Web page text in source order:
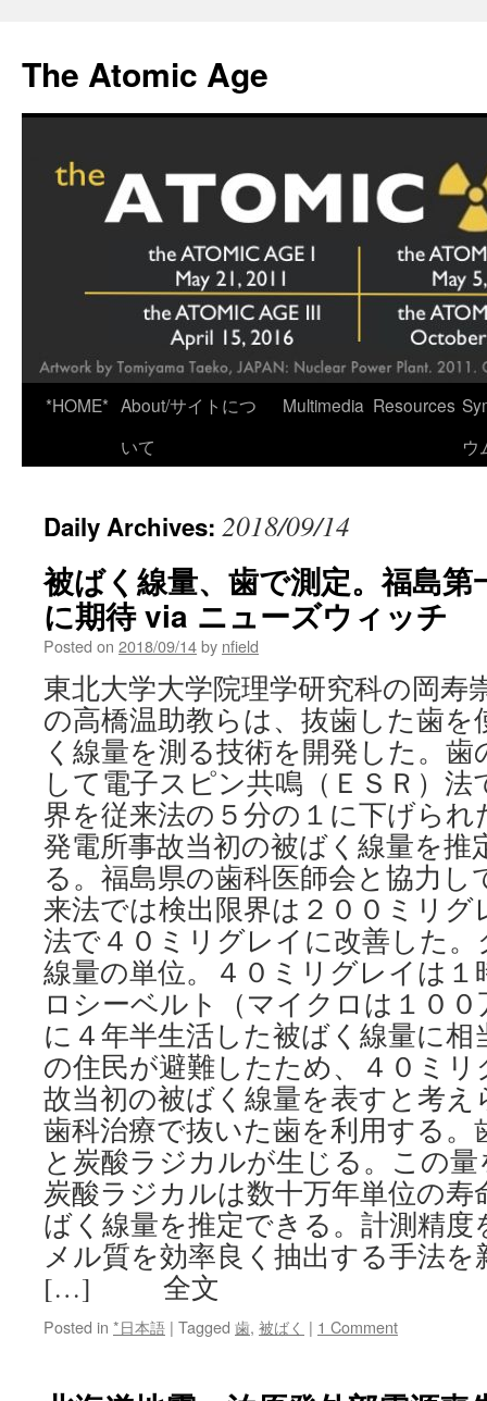
content
The Atomic Age
*HOME* About/サイトにつ
いて
Multimedia Resources
ウ
Daily Archives: 2018/09/14
被ばく線量、歯で測定。福島第
に期待 via ニューズウィッチ
Posted on 2018/09/14by nfield
東北大学大学院理学研究科の岡寿
の高橋温助教らは、抜歯した歯
く線量を測る技術を開発した。
して電子スピン共鳴（ＥＳＲ）
界を従来法の５分の１に下げられ
発電所事故当初の被ばく線量を
る。福島県の歯科医師会と協力し
来法では検出限界は２００ミリ
法で４０ミリグレイに改善した
線量の単位。４０ミリグレイは
ロシーベルト（マイクロは１０
に４年半生活した被ばく線量に
の住民が避難したため、４０ミ
故当初の被ばく線量を表すと考
歯科治療で抜いた歯を利用する。
と炭酸ラジカルが生じる。この
炭酸ラジカルは数十万年単位の
ばく線量を推定できる。計測精
メル質を効率良く抽出する手法
[…] 全文
Posted in *日本語 | Tagged 歯, 被ばく | 1 Comment